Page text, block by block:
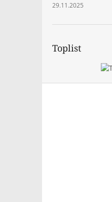
29.11.2025
Toplist